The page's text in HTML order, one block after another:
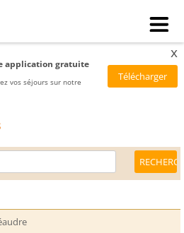
application gratuite
vos séjours sur notre
x